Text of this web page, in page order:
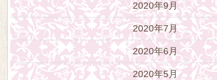
2020年9月
2020年7月
2020年6月
2020年5月